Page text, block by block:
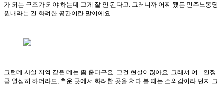
가 되는 구조가 되야 하는데 그게 잘 안 된다고. 그러니까 어찌 됐든 민주노동
원내라는 건 화려한 공간이란 말이에요.
그런데 사실 지역 같은 데는 좀 춥다구요. 그건 현실이잖아요. 그래서 어... 인
큼 열심히 하더라도, 추운 곳에서 화려한 곳을 쳐다 볼 때는 소외감이라 던지